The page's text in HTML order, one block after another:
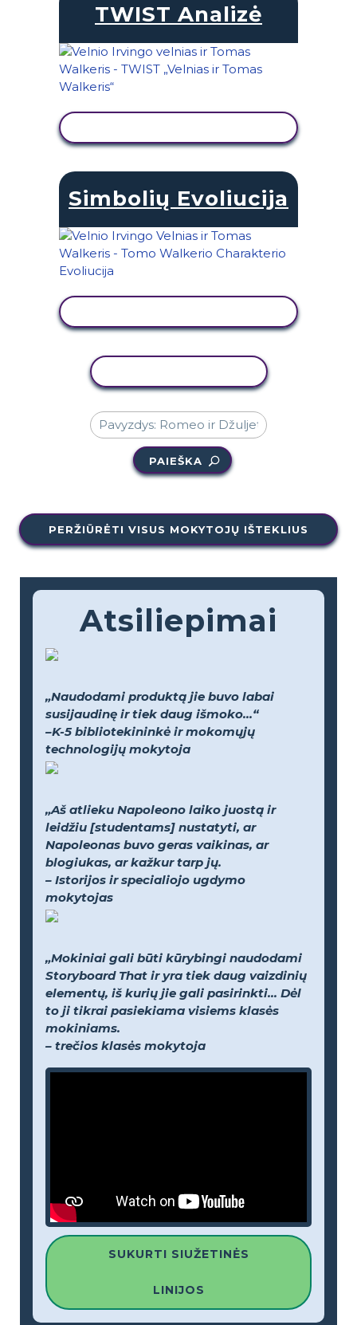
TWIST Analizė
Simbolių Evoliucija
PAIEŠKA
PERŽIŪRĖTI VISUS MOKYTOJŲ IŠTEKLIUS
Atsiliepimai
„Naudodami produktą jie buvo labai
susijaudinę ir tiek daug išmoko...“
–K-5 bibliotekininkė ir mokomųjų
technologijų mokytoja
„Aš atlieku Napoleono laiko juostą ir
leidžiu [studentams] nustatyti, ar
Napoleonas buvo geras vaikinas, ar
blogiukas, ar kažkur tarp jų.
– Istorijos ir specialiojo ugdymo
mokytojas
„Mokiniai gali būti kūrybingi naudodami
Storyboard That ir yra tiek daug vaizdinių
elementų, iš kurių jie gali pasirinkti... Dėl
to ji tikrai pasiekiama visiems klasės
mokiniams.
– trečios klasės mokytoja
SUKURTI SIUŽETINĖS
LINIJOS